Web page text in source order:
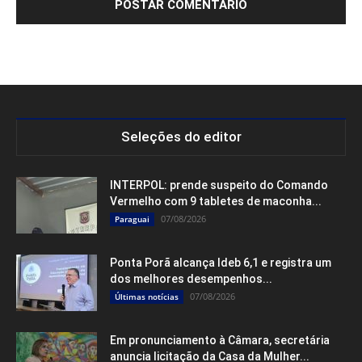
Seleções do editor
INTERPOL: prende suspeito do Comando
Vermelho com 9 tabletes de maconha...
Paraguai 07/08/2026
Ponta Porã alcança Ideb 6,1 e registra um
dos melhores desempenhos...
Últimas notícias 07/08/2026
Em pronunciamento à Câmara, secretária
anuncia licitação da Casa da Mulher...